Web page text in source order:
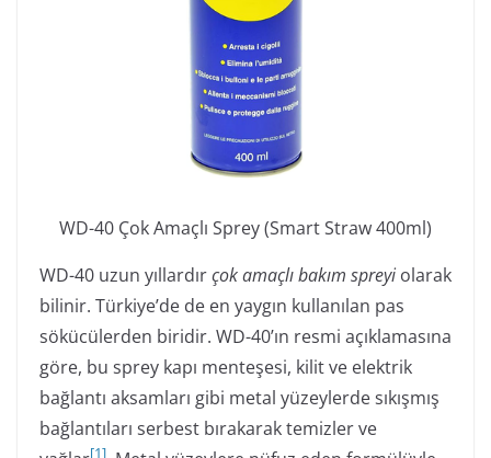
WD-40 Çok Amaçlı Sprey (Smart Straw 400ml)
WD-40 uzun yıllardırçok amaçlı bakım spreyi olarak
bilinir. Türkiye’de de en yaygın kullanılan pas
sökücülerden biridir. WD-40’ın resmi açıklamasına
göre, bu sprey kapı menteşesi, kilit ve elektrik
bağlantı aksamları gibi metal yüzeylerde sıkışmış
bağlantıları serbest bırakarak temizler ve
[1]